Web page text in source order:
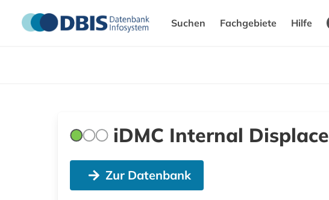
Suchen Fachgebiete Hilfe
iDMC Internal
Zur Datenbank